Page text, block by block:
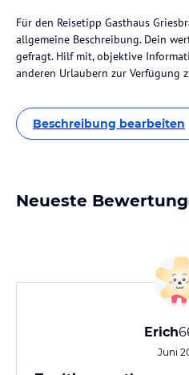
Für den Reisetipp Gasthaus
allgemeine Beschreibung. Dein
gefragt. Hilf mit, objektive
anderen Urlaubern zur Verfügung
Beschreibung bearbeiten
Neueste
Erich
Juni